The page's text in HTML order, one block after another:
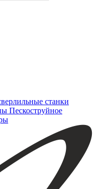
станки
Пескоструйное